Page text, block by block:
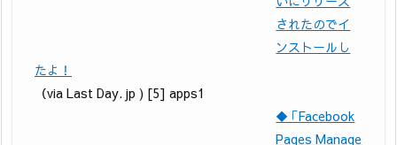
されたのでイ
ンストールし
たよ！
（via Last Day. jp ) [5] apps1
◆ ｢Facebook
Pages Manage